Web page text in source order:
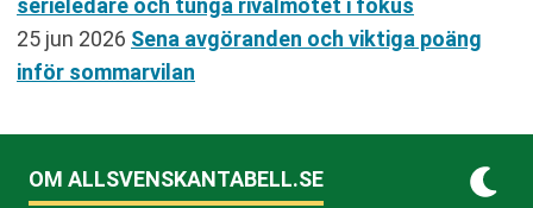
serieledare och tunga rivalmötet i fokus
25 jun 2026 Sena avgöranden och viktiga poäng
inför sommarvilan
OM ALLSVENSKANTABELL.SE